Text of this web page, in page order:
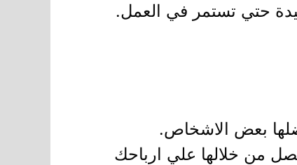
جيدة حتي تستمر في العمل.
بعض الاشخاص.
من خلالها علي ارباحك